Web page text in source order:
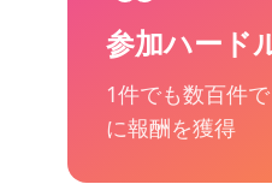
参加ハード
1件でも数百件
に報酬を獲得